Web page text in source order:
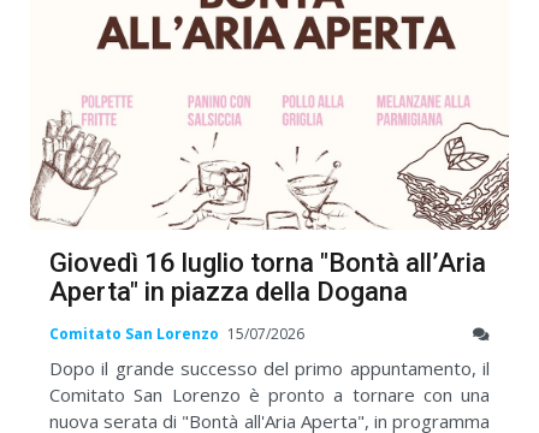
Giovedì 16 luglio torna "Bontà all’Aria
Aperta" in piazza della Dogana
Comitato San Lorenzo 15/07/2026
Dopo il grande successo del primo appuntamento, il
Comitato San Lorenzo è pronto a tornare con una
nuova serata di "Bontà all'Aria Aperta", in programma